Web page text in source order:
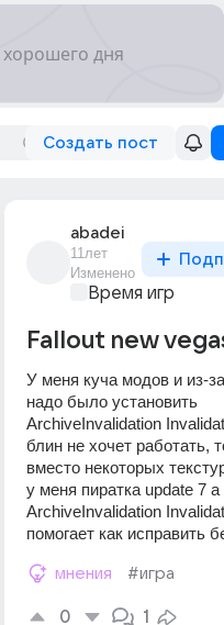
Создать пост
abadei
11лет
Изменено
Время игр
Fallout new
У меня куча модов и из-
надо было установить
ArchiveInvalidation
блин не хочет работать,
вместо некоторых
у меня пиратка update 7 а
ArchiveInvalidation
помогает как исправить
мнения #игра
0 1